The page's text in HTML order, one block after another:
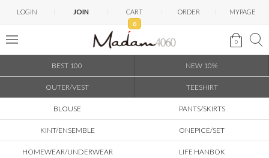
LOGIN JOIN CART
0
ORDER MYPAGE
0
BEST 100 NEW 10%
OUTER/VEST TEESHIRT
BLOUSE PANTS/SKIRTS
KINT/ENSEMBLE ONEPICE/SET
HOMEWEAR/UNDERWEAR LIFE HANBOK